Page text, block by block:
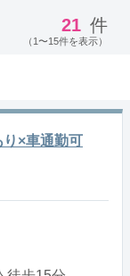
21 件
（1〜15件を表示）
×車通勤可